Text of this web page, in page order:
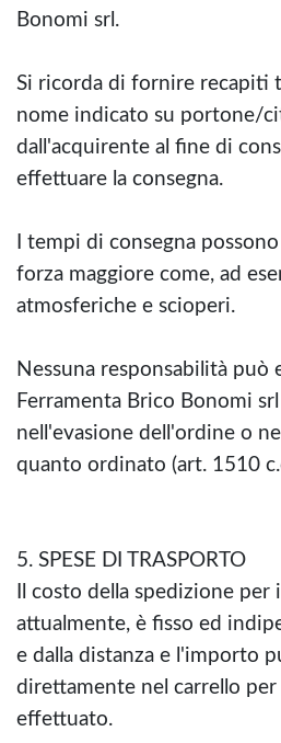
Bonomi srl.
Si ricorda di fornire recapiti
nome indicato su portone/
dall'acquirente al fine di
effettuare la consegna.
I tempi di consegna
forza maggiore come, ad
atmosferiche e scioperi.
Nessuna responsabilità può
Ferramenta Brico Bonomi
nell'evasione dell'ordine o
quanto ordinato (art. 1510
5. SPESE DI TRASPORTO
Il costo della spedizione
attualmente, è fisso ed
e dalla distanza e l'importo
direttamente nel carrello
effettuato.